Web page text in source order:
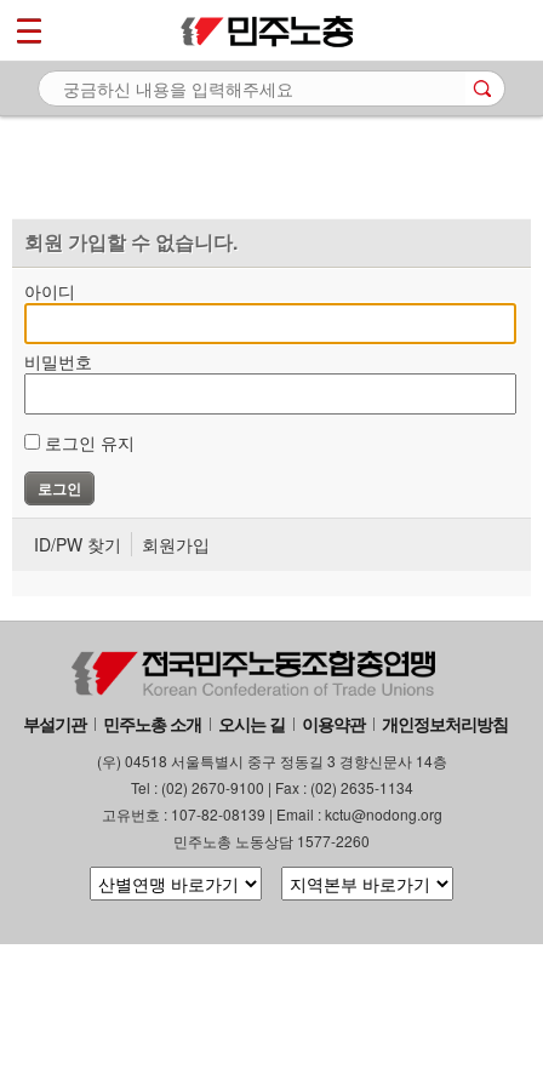
회원 가입할 수 없습니다.
아이디
비밀번호
로그인 유지
ID/PW 찾기 회원가입
부설기관 민주노총 소개 오시는 길 이용약관 개인정보처리방침
(우) 04518 서울특별시 중구 정동길 3 경향신문사 14층
Tel : (02) 2670-9100 | Fax : (02) 2635-1134
고유번호 : 107-82-08139 | Email : kctu@nodong.org
민주노총 노동상담 1577-2260
마이페이지
소개
자료
부설기관